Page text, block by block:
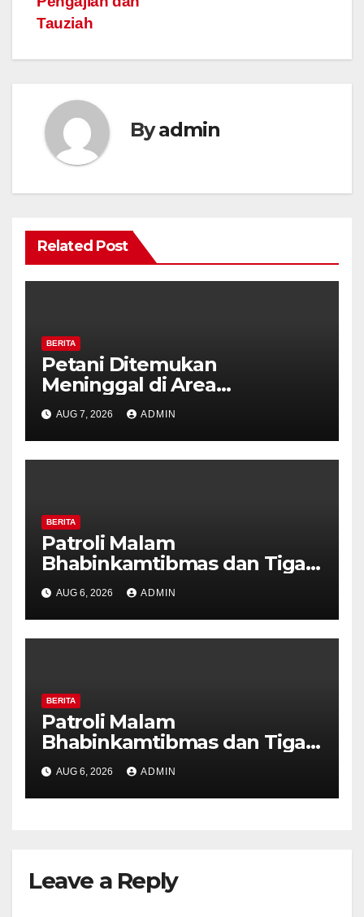
Tauziah
Byadmin
Related Post
BERITA
Petani Ditemukan
Meninggal di Area
Persawahan Kalibeji, Polisi
Pastikan Tidak Ada Tanda
Kekerasan
AUG 7, 2026 ADMIN
BERITA
Patroli Malam
Bhabinkamtibmas dan Tiga
Pilar Kelurahan Ungaran
Perkuat Kamtibmas, Warga
Diajak Aktifkan Ronda
AUG 6, 2026 ADMIN
BERITA
Patroli Malam
Bhabinkamtibmas dan Tiga
Pilar Kelurahan Ungaran
Perkuat Kamtibmas, Warga
Diajak Aktifkan Ronda
AUG 6, 2026 ADMIN
Leave a Reply